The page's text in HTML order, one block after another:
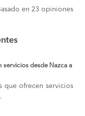
en 23 opiniones
servicios desde Nazca a
que ofrecen servicios